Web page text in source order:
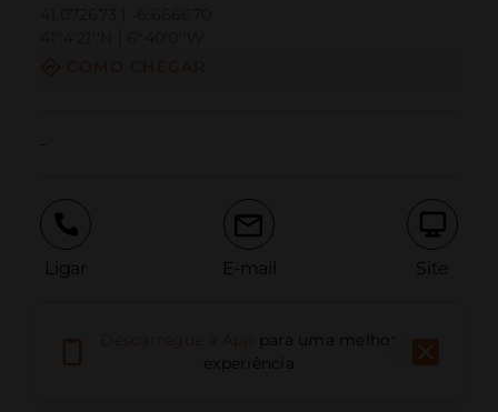
Ligar E-mail Site
Relatar problemapara uma melhor
experiência